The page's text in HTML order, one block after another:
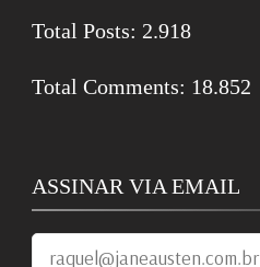
Total Posts: 2.918
Total Comments: 18.852
ASSINAR VIA EMAIL
raquel@janeausten.com.br